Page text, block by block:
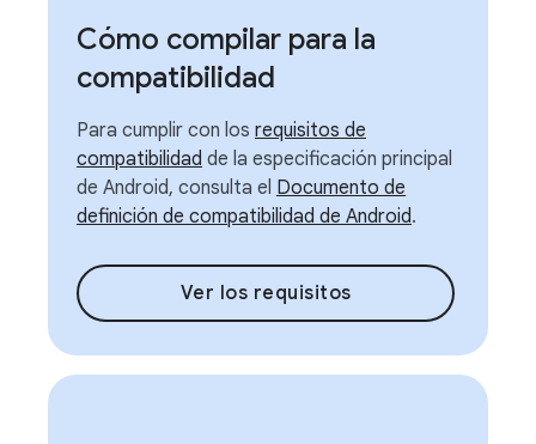
Cómo compilar para la
compatibilidad
Para cumplir con los requisitos de
compatibilidad de la especificación principal
de Android, consulta el Documento de
definición de compatibilidad de Android.
Ver los requisitos